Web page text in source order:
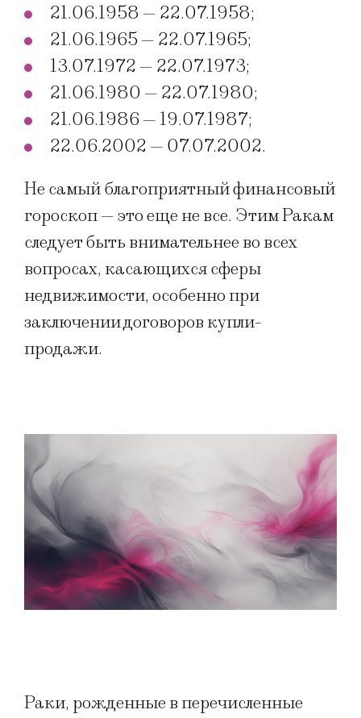
21.06.1958 — 22.07.1958;
21.06.1965 — 22.07.1965;
13.07.1972 — 22.07.1973;
21.06.1980 — 22.07.1980;
21.06.1986 — 19.07.1987;
22.06.2002 — 07.07.2002.
Не самый благоприятный финансовый
гороскоп — это еще не все. Этим Ракам
следует быть внимательнее во всех
вопросах, касающихся сферы
недвижимости, особенно при
заключении договоров купли-
продажи.
Раки, рожденные в перечисленные